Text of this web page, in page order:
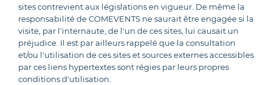
sites contrevient aux législations en vigueur. De même la
responsabilité de COMEVENTS ne saurait être engagée si la
visite, par l'internaute, de l'un de ces sites, lui causait un
préjudice. Il est par ailleurs rappelé que la consultation
et/ou l'utilisation de ces sites et sources externes accessibles
par ces liens hypertextes sont régies par leurs propres
conditions d'utilisation.